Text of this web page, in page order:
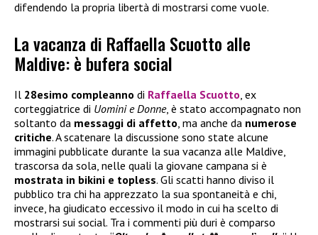
difendendo la propria libertà di mostrarsi come vuole.
La vacanza di Raffaella Scuotto alle
Maldive: è bufera social
Il 28esimo compleanno di Raffaella Scuotto , ex
corteggiatrice di Uomini e Donne, è stato accompagnato non
soltanto da messaggi di affetto , ma anche da numerose
critiche. A scatenare la discussione sono state alcune
immagini pubblicate durante la sua vacanza alle Maldive,
trascorsa da sola, nelle quali la giovane campana si è
mostrata in bikini e topless. Gli scatti hanno diviso il
pubblico tra chi ha apprezzato la sua spontaneità e chi,
invece, ha giudicato eccessivo il modo in cui ha scelto di
mostrarsi sui social. Tra i commenti più duri è comparso